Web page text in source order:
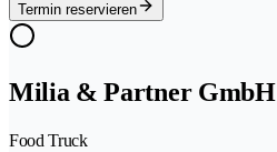
Termin reservieren
Milia & Partner GmbH
Food Truck